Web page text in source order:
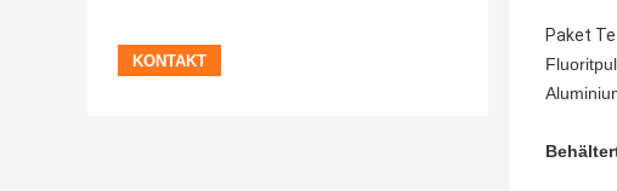
Paket